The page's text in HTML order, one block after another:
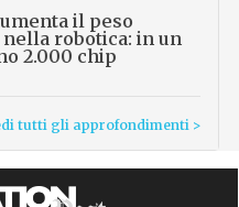
il peso
robotica: in un
2.000 chip
tutti gli approfondimenti >